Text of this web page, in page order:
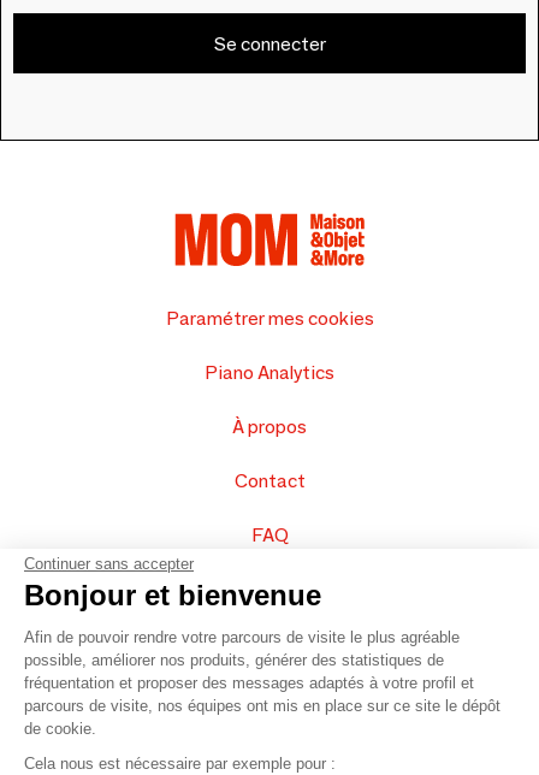
Se connecter
Paramétrer mes cookies
Piano Analytics
À propos
Contact
FAQ
Vendez vos produits
Plan du site
© 2016 –Organisation SAFI
Continuer sans accepter
Bonjour et bienvenue
Afin de pouvoir rendre votre parcours de visite le plus agréable
possible, améliorer nos produits, générer des statistiques de
fréquentation et proposer des messages adaptés à votre profil et
parcours de visite, nos équipes ont mis en place sur ce site le dépôt
de cookie.
Cela nous est nécessaire par exemple pour :